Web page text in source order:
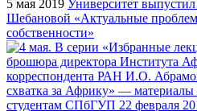
5 мая 2019 Университет
Шебановой «Актуальные
собственности»